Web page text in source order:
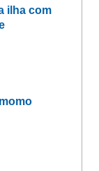
ilha com